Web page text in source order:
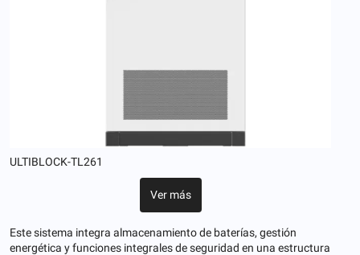
ULTIBLOCK-TL261
Ver más
Este sistema integra almacenamiento de baterías, gestión
energética y funciones integrales de seguridad en una estructura